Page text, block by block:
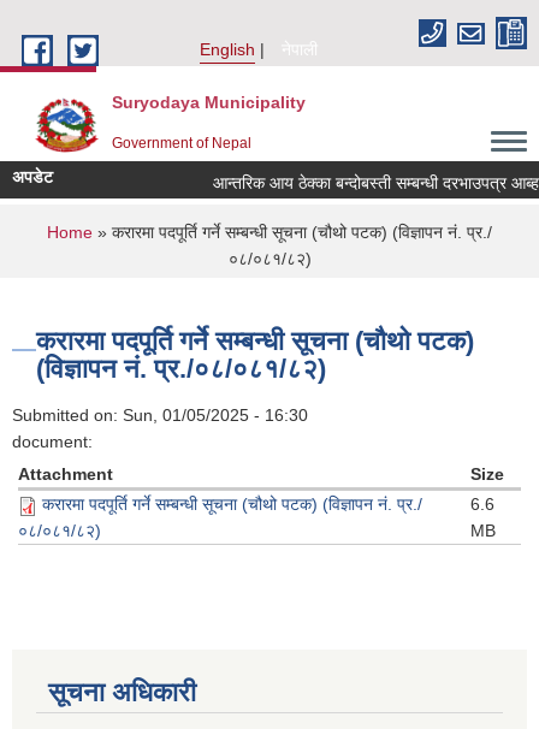
English
नेपाली
Suryodaya Municipality
Government of Nepal
अपडेट आन्तरिक आय ठेक्का बन्दोबस्ती सम्बन्धी दरभाउपत्र
You are here
Home » करारमा पदपूर्ति गर्ने सम्बन्धी सूचना (चौथो पटक) (विज्ञापन नं. प्र./
०८/०८१/८२)
करारमा पदपूर्ति गर्ने सम्बन्धी सूचना (चौथो पटक)
(विज्ञापन नं. प्र./०८/०८१/८२)
Submitted on: Sun, 01/05/2025 - 16:30
document:
Attachment
Size
करारमा पदपूर्ति गर्ने सम्बन्धी सूचना (चौथो पटक) (विज्ञापन नं. प्र./
०८/०८१/८२)
6.6
MB
सूचना अधिकारी